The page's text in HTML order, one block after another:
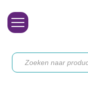
Toebehoren
Producten
zoeken